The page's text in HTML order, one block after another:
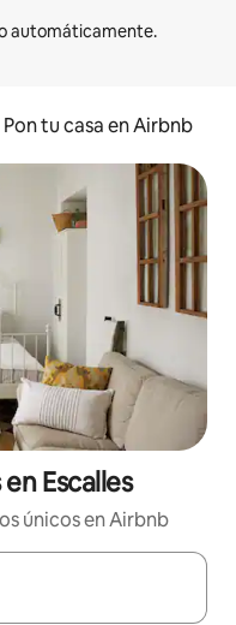
Pon tu casa en Airbnb
Escalles
únicos en Airbnb
navega con las